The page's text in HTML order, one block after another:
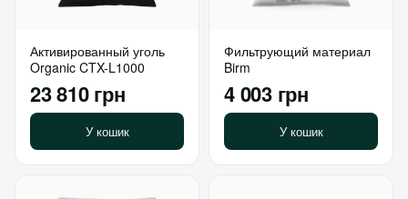
Активированный уголь
Organic CTX-L1000
23 810 грн
У кошик
Фильтрующий материал
Birm
4 003 грн
У кошик